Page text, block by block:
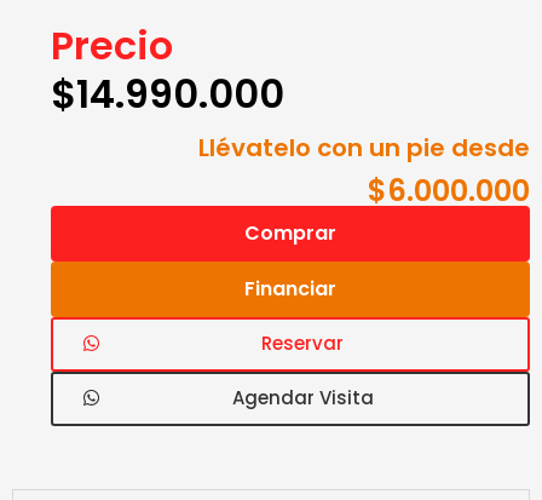
Precio
$14.990.000
Llévatelo con un pie desde
$6.000.000
Comprar
Financiar
Reservar
Agendar Visita